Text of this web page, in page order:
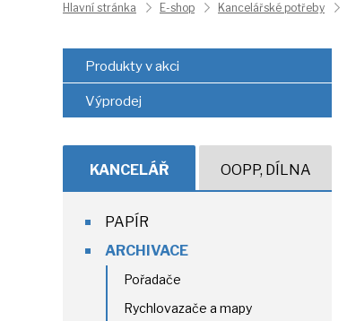
Hlavní stránka E-shop Kancelářské potřeby
Produkty v akci
Výprodej
KANCELÁŘ OOPP, DÍLNA
PAPÍR
ARCHIVACE
Pořadače
Rychlovazače a mapy